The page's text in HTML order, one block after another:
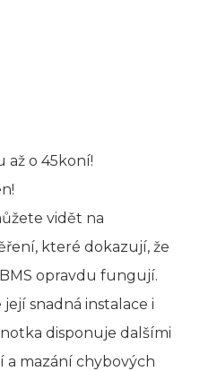
až o 45koní!
vidět na
které dokazují, že
opravdu fungují.
snadná instalace i
disponuje dalšími
a mazání chybových